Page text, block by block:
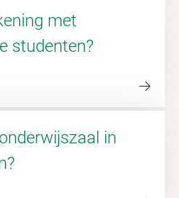
met
studenten?
in